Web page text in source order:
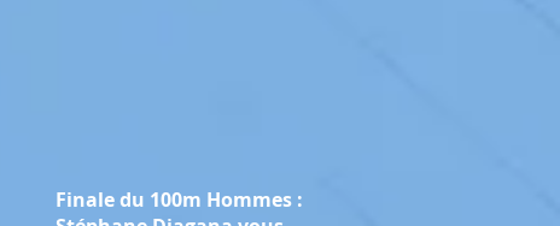
Finale du 100m Hommes :